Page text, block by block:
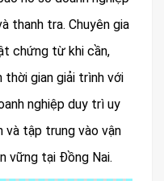
thanh tra. Chuyên gia
chứng từ khi cần,
thời gian giải trình với
nghiệp duy trì uy
và tập trung vào vận
vững tại Đồng Nai.